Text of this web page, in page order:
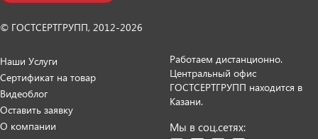
© ГОСТСЕРТГРУПП, 2012-2026
Наши Услуги
Сертификат на товар
Видеоблог
Оставить заявку
О компании
Работаем дистанционно.
Центральный офис
ГОСТСЕРТГРУПП находится в
Казани.
Мы в соц.сетях: